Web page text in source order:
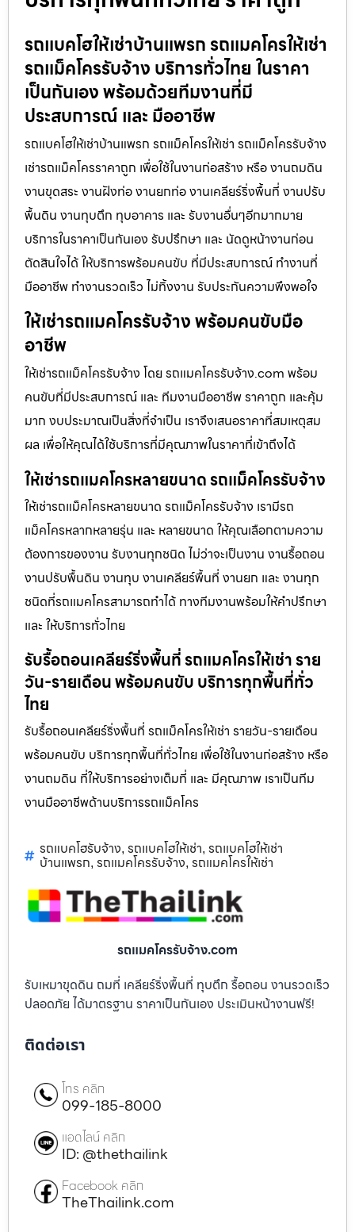
รถแบคโฮให้เช่าบ้านแพรก รถแมคโครให้เช่า
รถแม็คโครรับจ้าง บริการทั่วไทย ในราคา
เป็นกันเอง พร้อมด้วยทีมงานที่มี
ประสบการณ์ และ มืออาชีพ
รถแบคโฮให้เช่าบ้านแพรก รถแม็คโครให้เช่า รถแม็คโครรับจ้าง
เช่ารถแม็คโครราคาถูก เพื่อใช้ในงานก่อสร้าง หรือ งานถมดิน
งานขุดสระ งานฝังท่อ งานยกท่อ งานเคลียร์ริ่งพื้นที่ งานปรับ
พื้นดิน งานทุบตึก ทุบอาคาร และ รับงานอื่นๆอีกมากมาย
บริการในราคาเป็นกันเอง รับปรึกษา และ นัดดูหน้างานก่อน
ตัดสินใจได้ ให้บริการพร้อมคนขับ ที่มีประสบการณ์ ทำงานที่
มืออาชีพ ทำงานรวดเร็ว ไม่ทิ้งงาน รับประกันความพึงพอใจ
ให้เช่ารถแมคโครรับจ้าง พร้อมคนขับมือ
อาชีพ
ให้เช่ารถแม็คโครรับจ้าง โดย รถแมคโครรับจ้าง.com พร้อม
คนขับที่มีประสบการณ์ และ ทีมงานมืออาชีพ ราคาถูก และคุ้ม
มาก งบประมาณเป็นสิ่งที่จำเป็น เราจึงเสนอราคาที่สมเหตุสม
ผล เพื่อให้คุณได้ใช้บริการที่มีคุณภาพในราคาที่เข้าถึงได้
ให้เช่ารถแมคโครหลายขนาด รถแม็คโครรับจ้าง
ให้เช่ารถแม็คโครหลายขนาด รถแม็คโครรับจ้าง เรามีรถ
แม็คโครหลากหลายรุ่น และ หลายขนาด ให้คุณเลือกตามความ
ต้องการของงาน รับงานทุกชนิด ไม่ว่าจะเป็นงาน งานรื้อถอน
งานปรับพื้นดิน งานทุบ งานเคลียร์พื้นที่ งานยก และ งานทุก
ชนิดที่รถแมคโครสามารถทำได้ ทางทีมงานพร้อมให้คำปรึกษา
และ ให้บริการทั่วไทย
รับรื้อถอนเคลียร์ริ่งพื้นที่ รถแมคโครให้เช่า ราย
วัน-รายเดือน พร้อมคนขับ บริการทุกพื้นที่ทั่ว
ไทย
รับรื้อถอนเคลียร์ริ่งพื้นที่ รถแม็คโครให้เช่า รายวัน-รายเดือน
พร้อมคนขับ บริการทุกพื้นที่ทั่วไทย เพื่อใช้ในงานก่อสร้าง หรือ
งานถมดิน ที่ให้บริการอย่างเต็มที่ และ มีคุณภาพ เราเป็นทีม
งานมืออาชีพด้านบริการรถแม็คโคร
รถแบคโฮรับจ้าง, รถแบคโฮให้เช่า, รถแบคโฮให้เช่า
บ้านแพรก, รถแมคโครรับจ้าง, รถแมคโครให้เช่า
รถแมคโครรับจ้าง.com
รับเหมาขุดดิน ถมที่ เคลียร์ริ่งพื้นที่ ทุบตึก รื้อถอน งานรวดเร็ว
ปลอดภัย ได้มาตรฐาน ราคาเป็นกันเอง ประเมินหน้างานฟรี!
ติดต่อเรา
โทร คลิก
099-185-8000
แอดไลน์ คลิก
ID: @thethailink
Facebook คลิก
TheThailink.com